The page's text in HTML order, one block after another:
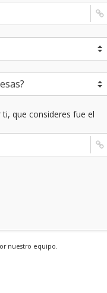
que consideres fue el
nuestro equipo.